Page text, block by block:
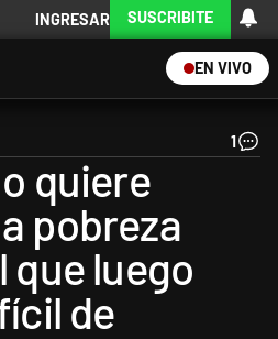
INGRESAR SUSCRIBITE
EN VIVO
1
quiere
pobreza
luego
de